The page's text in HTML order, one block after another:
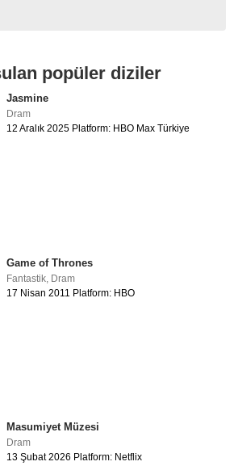
popüler diziler
Jasmine
Dram
12 Aralık 2025 Platform: HBO Max Türkiye
Game of Thrones
Fantastik Dram
17 Nisan 2011 Platform: HBO
Masumiyet Müzesi
Dram
13 Şubat 2026 Platform: Netflix